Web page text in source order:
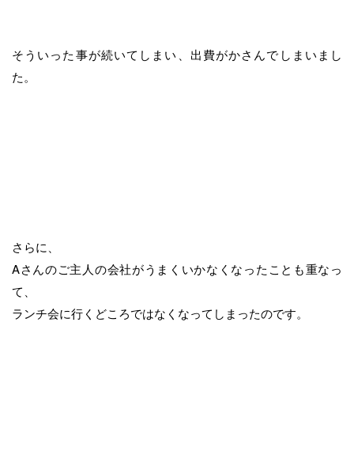
そういった事が続いてしまい、出費がかさんでしまいまし
た。
さらに、
Aさんのご主人の会社がうまくいかなくなったことも重なっ
て、
ランチ会に行くどころではなくなってしまったのです。